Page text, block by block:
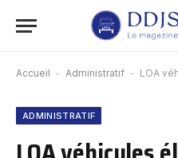
Accueil - Administratif - LOA
ADMINISTRATIF